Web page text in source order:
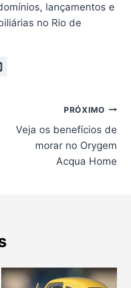
lançamentos e
no Rio de
PRÓXIMO
Veja os benefícios de
morar no Orygem
Acqua Home